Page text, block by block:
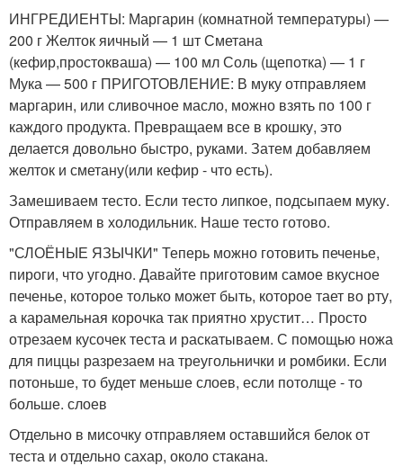
ИНГРЕДИЕНТЫ: Маргарин (комнатной температуры) —
200 г Желток яичный — 1 шт Сметана
(кефир,простокваша) — 100 мл Соль (щепотка) — 1 г
Мука — 500 г ПРИГОТОВЛЕНИЕ: В муку отправляем
маргарин, или сливочное масло, можно взять по 100 г
каждого продукта. Превращаем все в крошку, это
делается довольно быстро, руками. Затем добавляем
желток и сметану(или кефир - что есть).
Замешиваем тесто. Если тесто липкое, подсыпаем муку.
Отправляем в холодильник. Наше тесто готово.
"СЛОЁНЫЕ ЯЗЫЧКИ" Теперь можно готовить печенье,
пироги, что угодно. Давайте приготовим самое вкусное
печенье, которое только может быть, которое тает во рту,
а карамельная корочка так приятно хрустит… Просто
отрезаем кусочек теста и раскатываем. С помощью ножа
для пиццы разрезаем на треугольнички и ромбики. Если
потоньше, то будет меньше слоев, если потолще - то
больше. слоев
Отдельно в мисочку отправляем оставшийся белок от
теста и отдельно сахар, около стакана.